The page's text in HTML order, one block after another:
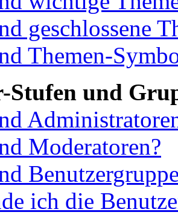
geschlossene
Themen-
Stufen und
Moderatoren?
ich die